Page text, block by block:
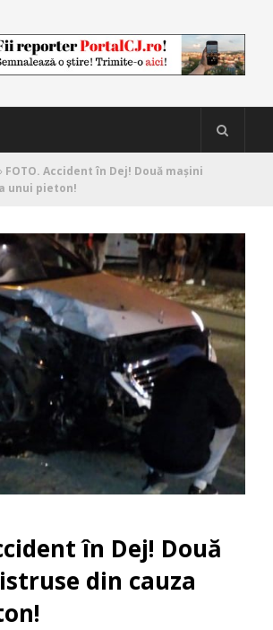
FOTO. Accident în Dej! Două maşini
unui pieton!
în Dej! Două
din cauza